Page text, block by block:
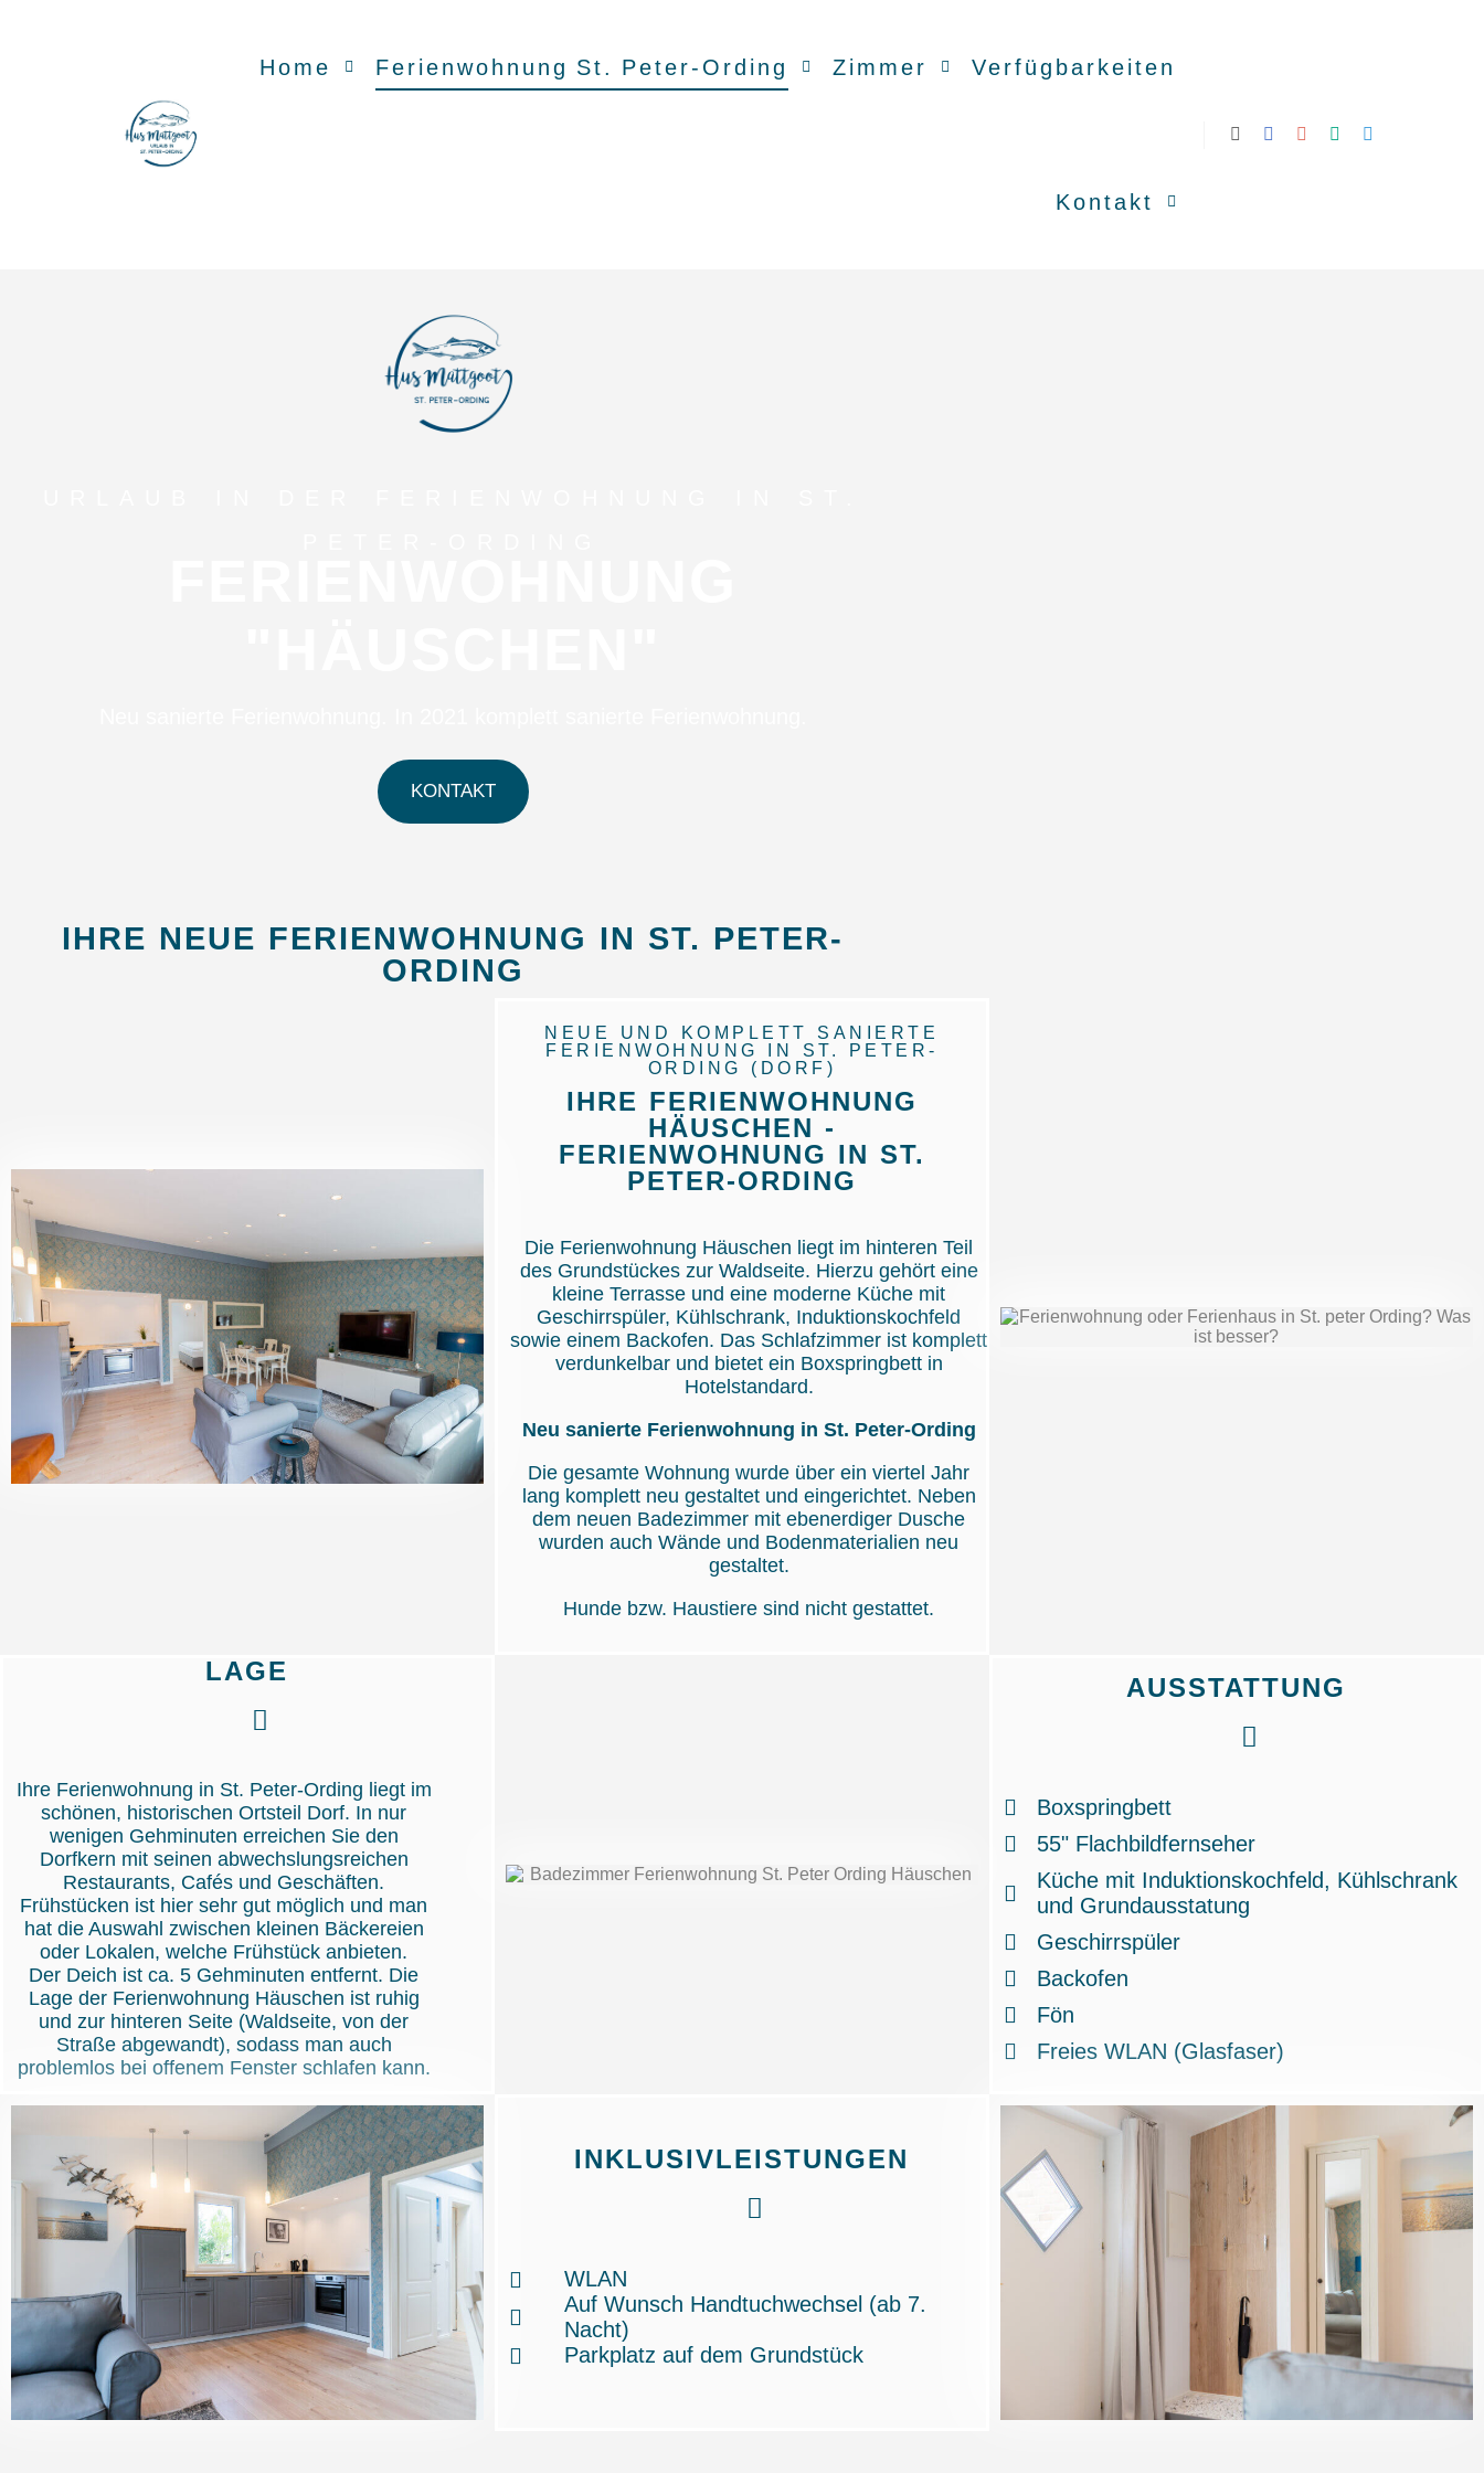
Home Ferienwohnung St. Peter-Ording Zimmer Verfügbarkeiten
Kontakt
IHRE NEUE FERIENWOHNUNG IN ST. PETER-
ORDING
FERIENWOHNUNG IN ST. PETER-
ORDING (DORF)
IHRE FERIENWOHNUNG
HÄUSCHEN -
FERIENWOHNUNG IN ST.
PETER-ORDING
Die Ferienwohnung Häuschen liegt im hinteren Teil
des Grundstückes zur Waldseite. Hierzu gehört eine
kleine Terrasse und eine moderne Küche mit
Geschirrspüler, Kühlschrank, Induktionskochfeld
sowie einem Backofen. Das Schlafzimmer ist komplett
verdunkelbar und bietet ein Boxspringbett in
Hotelstandard.
Neu sanierte Ferienwohnung in St. Peter-Ording
Die gesamte Wohnung wurde über ein viertel Jahr
lang komplett neu gestaltet und eingerichtet. Neben
dem neuen Badezimmer mit ebenerdiger Dusche
wurden auch Wände und Bodenmaterialien neu
gestaltet.
Hunde bzw. Haustiere sind nicht gestattet.
LAGE
Ihre Ferienwohnung in St. Peter-Ording liegt im
schönen, historischen Ortsteil Dorf. In nur
wenigen Gehminuten erreichen Sie den
Dorfkern mit seinen abwechslungsreichen
Restaurants, Cafés und Geschäften.
Frühstücken ist hier sehr gut möglich und man
hat die Auswahl zwischen kleinen Bäckereien
oder Lokalen, welche Frühstück anbieten.
Der Deich ist ca. 5 Gehminuten entfernt. Die
Lage der Ferienwohnung Häuschen ist ruhig
und zur hinteren Seite (Waldseite, von der
Straße abgewandt), sodass man auch
problemlos bei offenem Fenster schlafen kann.
AUSSTATTUNG
Boxspringbett
55" Flachbildfernseher
Küche mit Induktionskochfeld, Kühlschrank
und Grundausstatung
Geschirrspüler
Backofen
Fön
Freies WLAN (Glasfaser)
INKLUSIVLEISTUNGEN
WLAN
Auf Wunsch Handtuchwechsel (ab 7.
Nacht)
Parkplatz auf dem Grundstück